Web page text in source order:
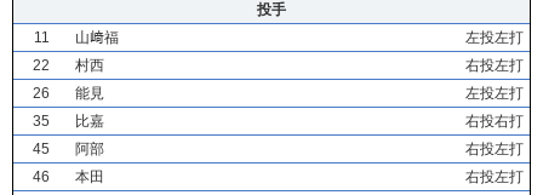
投手
11
山﨑福
左投左打
22
村西
右投左打
26
能見
左投左打
35
比嘉
右投右打
45
阿部
右投左打
46
本田
右投左打